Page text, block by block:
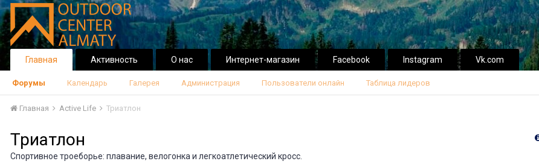
Главная
Форумы Календарь Галерея Администрация Пользователи онлайн Таблица лидеров
Активность О нас Интернет-магазин Facebook Instagram Vk.com
Главная Active Life Триатлон
Триатлон
Спортивное троеборье: плавание, велогонка и легкоатлетический кросс.